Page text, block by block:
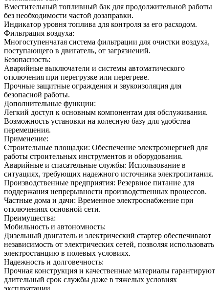
Вместительный топливный бак для продолжительной работы
без необходимости частой дозаправки.
Индикатор уровня топлива для контроля за его расходом.
Фильтрация воздуха:
Многоступенчатая система фильтрации для очистки воздуха,
поступающего в двигатель, от загрязнений.
Безопасность:
Аварийные выключатели и системы автоматического
отключения при перегрузке или перегреве.
Прочные защитные ограждения и звукоизоляция для
безопасной работы.
Дополнительные функции:
Легкий доступ к основным компонентам для обслуживания.
Возможность установки на колесную базу для удобства
перемещения.
Применение:
Строительные площадки: Обеспечение электроэнергией для
работы строительных инструментов и оборудования.
Аварийные и спасательные службы: Использование в
ситуациях, требующих надежного источника электропитания.
Производственные предприятия: Резервное питание для
поддержания непрерывности производственных процессов.
Частные дома и дачи: Временное электроснабжение при
отключениях основной сети.
Преимущества:
Мобильность и автономность:
Дизельный двигатель и электрический стартер обеспечивают
независимость от электрических сетей, позволяя использовать
электростанцию в полевых условиях.
Надежность и долговечность:
Прочная конструкция и качественные материалы гарантируют
длительный срок службы даже в тяжелых условиях
эксплуатации.